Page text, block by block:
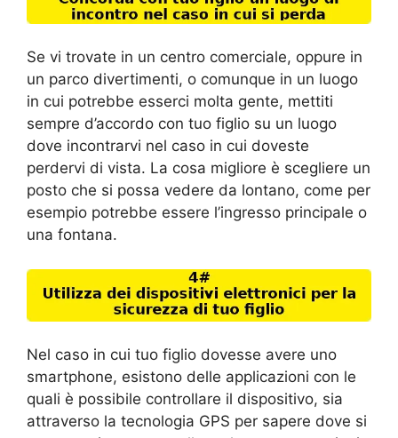
Se vi trovate in un centro comerciale, oppure in
un parco divertimenti, o comunque in un luogo
in cui potrebbe esserci molta gente, mettiti
sempre d’accordo con tuo figlio su un luogo
dove incontrarvi nel caso in cui doveste
perdervi di vista. La cosa migliore è scegliere un
posto che si possa vedere da lontano, come per
esempio potrebbe essere l’ingresso principale o
una fontana.
Nel caso in cui tuo figlio dovesse avere uno
smartphone, esistono delle applicazioni con le
quali è possibile controllare il dispositivo, sia
attraverso la tecnologia GPS per sapere dove si